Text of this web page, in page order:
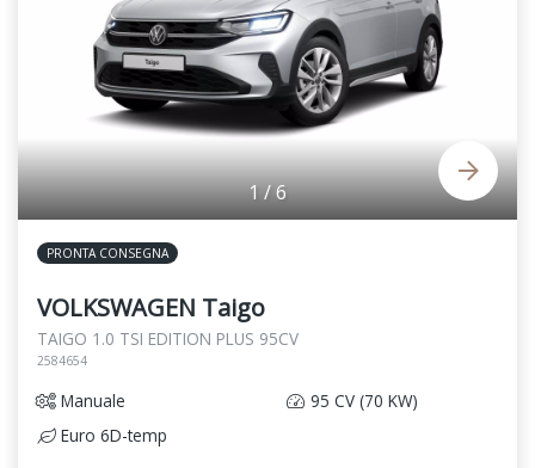
1/6
PRONTA CONSEGNA
VOLKSWAGEN Taigo
TAIGO 1.0 TSI EDITION PLUS 95CV
2584654
Manuale
95 CV (70 KW)
Euro 6D-temp